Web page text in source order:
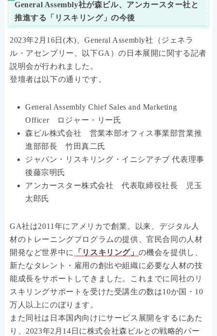
General Assembly社が森ビル、アンカースター社と
推進する「リスキリング」の今後
2023年2月16日(木)、General Assembly社（ジェネラ
ル・アセンブリー、以下GA）の日本展開に関する記者
説明会が行われました。
登壇者は以下の通りです。
General Assembly Chief Sales and Marketing
Officer ロジャー・リー氏
森ビル株式会社 営業本部オフィス事業部営業推
進部部長 竹田真二氏
ジャパン・リスキリング・イニシアチブ 代表理事
後藤宗明氏
アンカースター株式会社 代表取締役社長 児玉
太郎氏
GA社は2011年にアメリカで創業。以来、デジタル人
材のトレーニングプログラムの提供、官民合同の人材
開発など世界中に
「リスキリング」 の機会を提供し、
新たなタレント・雇用の創出や組織に必要な人材の技
能成長をサポートしてきました。これまでに同社のリ
スキリングサポートを受けた受講生の数は10か国・10
万人以上にのぼります。
また同社は日本国内向けにサービス展開をするにあた
り、2023年2月14日に株式会社森ビルとの戦略的パー